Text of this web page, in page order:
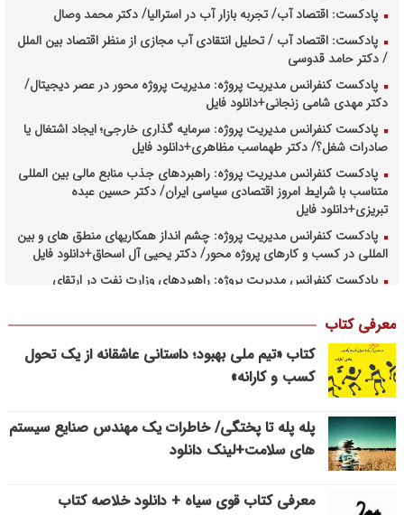
پادکست: اقتصاد آب/ تجربه بازار آب در استرالیا/ دکتر محمد وصال
پادکست: اقتصاد آب / تحلیل انتقادی آب مجازی از منظر اقتصاد بین الملل
/ دکتر حامد قدوسی
پادکست کنفرانس مدیریت پروژه: مدیریت پروژه محور در عصر دیجیتال/
دکتر مهدی شامی زنجانی+دانلود فایل
پادکست کنفرانس مدیریت پروژه: سرمایه گذاری خارجی؛ ایجاد اشتغال یا
صادرات شغل؟/ دکتر طهماسب مظاهری+دانلود فایل
پادکست کنفرانس مدیریت پروژه: راهبردهای جذب منابع مالی بین المللی
متناسب با شرایط امروز اقتصادی سیاسی ایران/ دکتر حسین عبده
تبریزی+دانلود فایل
پادکست کنفرانس مدیریت پروژه: چشم انداز همکاریهای منطق های و بین
المللی در کسب و کارهای پروژه محور/ دکتر یحیی آل اسحاق+دانلود فایل
پادکست کنفرانس مدیریت پروژه: راهبردهای وزارت نفت در ارتقای
فایل
پادکست کنفرانس مدیریت پروژه: حکمرانی در کسب و کارهای پروژه
محور/ دکتر محمد صبحیه+دانلود فایل
پادکست کنفرانس مدیریت: منتورینگ مدیران ارشد برای ارتقای
فایل صوتی
پادکست کنفرانس مدیریت: چگونه سازمانهای خلاق تری بسازیم/ دکتر
کیوان وکیلی+دانلود فایل صوتی
پادکست کنفرانس مدیریت: کاربرد نظریه قراردادها در تدوین سیستمهای
معرفی کتاب
کتاب «تیم ملی بهبود؛ داستانی عاشقانه از یک تحول
کسب و کارانه»
پله پله تا پختگی/ خاطرات یک مهندس صنایع سیستم
های سلامت+لینک دانلود
معرفی کتاب قوی سیاه + دانلود خلاصه کتاب